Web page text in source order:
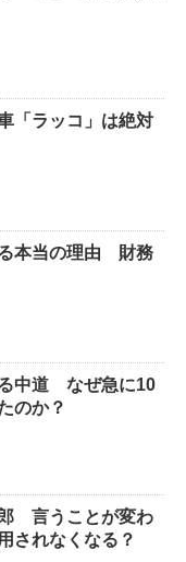
「ラッコ」は絶対
本当の理由 財務
中道 なぜ急に10
のか？
言うことが変わ
されなくなる？